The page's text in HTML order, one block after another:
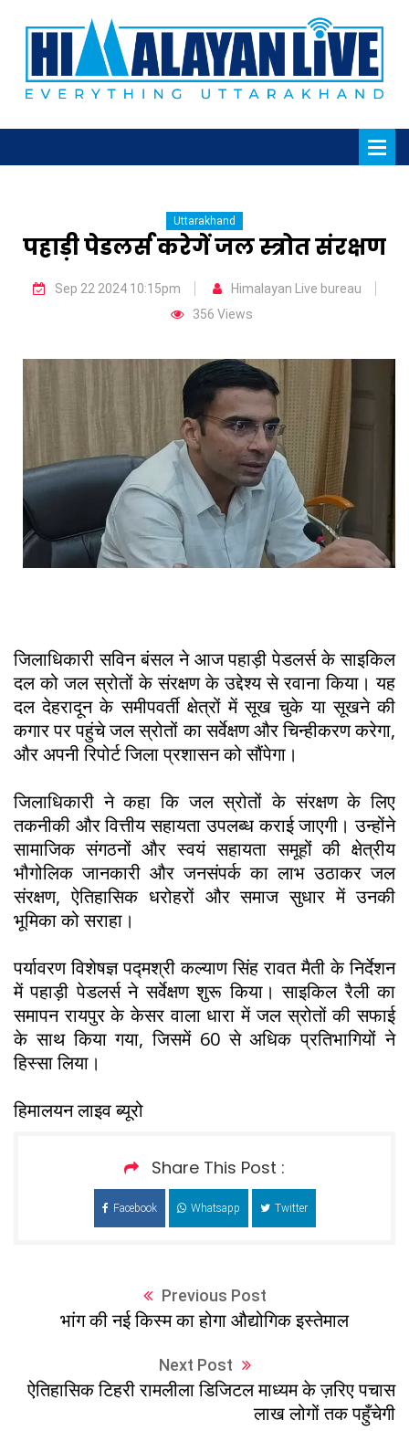
Uttarakhand
पहाड़ी पेडलर्स करेगें जल स्त्रोत संरक्षण
Sep 22 2024 10:15pm
Himalayan Live bureau
356 Views
जिलाधिकारी सविन बंसल ने आज पहाड़ी पेडलर्स के साइकिल
दल को जल स्रोतों के संरक्षण के उद्देश्य से रवाना किया। यह
दल देहरादून के समीपवर्ती क्षेत्रों में सूख चुके या सूखने की
कगार पर पहुंचे जल स्रोतों का सर्वेक्षण और चिन्हीकरण करेगा,
और अपनी रिपोर्ट जिला प्रशासन को सौंपेगा।
जिलाधिकारी ने कहा कि जल स्रोतों के संरक्षण के लिए
तकनीकी और वित्तीय सहायता उपलब्ध कराई जाएगी। उन्होंने
सामाजिक संगठनों और स्वयं सहायता समूहों की क्षेत्रीय
भौगोलिक जानकारी और जनसंपर्क का लाभ उठाकर जल
संरक्षण, ऐतिहासिक धरोहरों और समाज सुधार में उनकी
भूमिका को सराहा।
पर्यावरण विशेषज्ञ पद्मश्री कल्याण सिंह रावत मैती के निर्देशन
में पहाड़ी पेडलर्स ने सर्वेक्षण शुरू किया। साइकिल रैली का
समापन रायपुर के केसर वाला धारा में जल स्रोतों की सफाई
के साथ किया गया, जिसमें 60 से अधिक प्रतिभागियों ने
हिस्सा लिया।
हिमालयन लाइव ब्यूरो
Share This Post :
Facebook Whatsapp Twitter
Previous Post
भांग की नई किस्म का होगा औद्योगिक इस्तेमाल
Next Post
ऐतिहासिक टिहरी रामलीला डिजिटल माध्यम के ज़रिए पचास
लाख लोगों तक पहुँचेगी